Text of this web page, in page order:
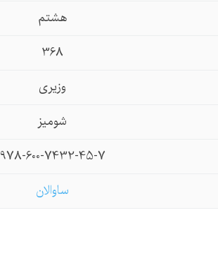
هشتم
368
وزیری
شومیز
978-600-7432-45-7
ساوالان